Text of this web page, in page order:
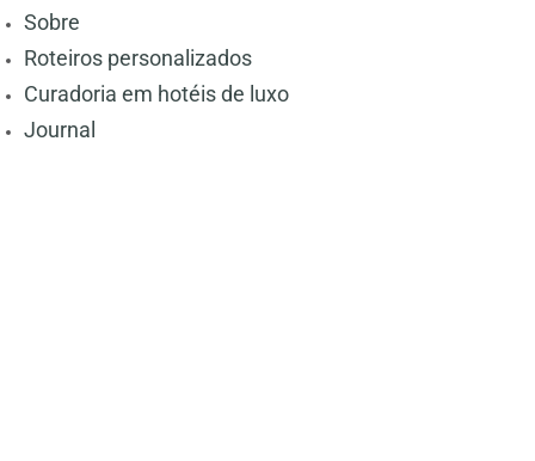
Sobre
Roteiros personalizados
Curadoria em hotéis de luxo
Journal